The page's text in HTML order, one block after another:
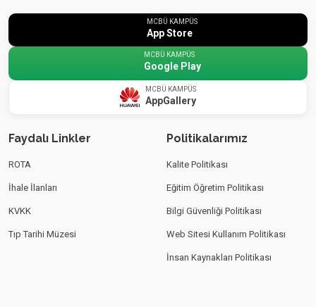
MCBÜ KAMPÜS
App Store
MCBÜ KAMPÜS
Google Play
MCBÜ KAMPÜS
AppGallery
Faydalı Linkler
ROTA
İhale İlanları
KVKK
Tıp Tarihi Müzesi
Politikalarımız
Kalite Politikası
Eğitim Öğretim Politikası
Bilgi Güvenliği Politikası
Web Sitesi Kullanım Politikası
İnsan Kaynakları Politikası